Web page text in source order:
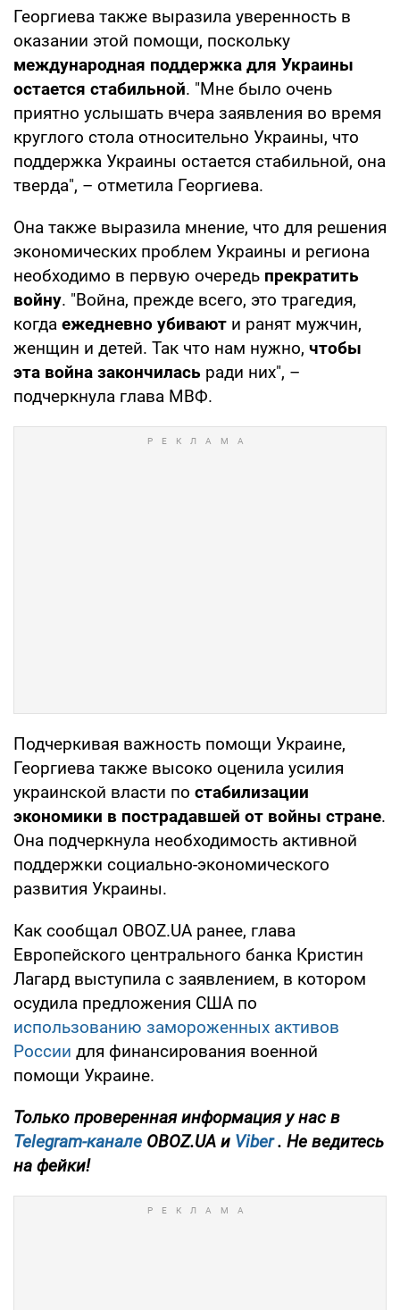
Георгиева также выразила уверенность в
оказании этой помощи, поскольку
международная поддержка для Украины
остается стабильной. "Мне было очень
приятно услышать вчера заявления во время
круглого стола относительно Украины, что
поддержка Украины остается стабильной, она
тверда", – отметила Георгиева.
Она также выразила мнение, что для решения
экономических проблем Украины и региона
необходимо в первую очередь прекратить
войну. "Война, прежде всего, это трагедия,
когда ежедневно убивают и ранят мужчин,
женщин и детей. Так что нам нужно, чтобы
эта война закончилась ради них", –
подчеркнула глава МВФ.
Подчеркивая важность помощи Украине,
Георгиева также высоко оценила усилия
украинской власти по стабилизации
экономики в пострадавшей от войны стране.
Она подчеркнула необходимость активной
поддержки социально-экономического
развития Украины.
Как сообщал OBOZ.UA ранее, глава
Европейского центрального банка Кристин
Лагард выступила с заявлением, в котором
осудила предложения США по
использованию замороженных активов
России для финансирования военной
помощи Украине.
Только проверенная информация у нас в
Telegram-канале OBOZ.UA и Viber . Не ведитесь
на фейки!